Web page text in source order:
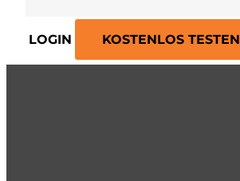
LOGIN KOSTENLOS TESTEN